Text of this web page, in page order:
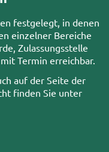
festgelegt, in denen
einzelner Bereiche
Zulassungsstelle
Termin erreichbar.
auf der Seite der
finden Sie unter